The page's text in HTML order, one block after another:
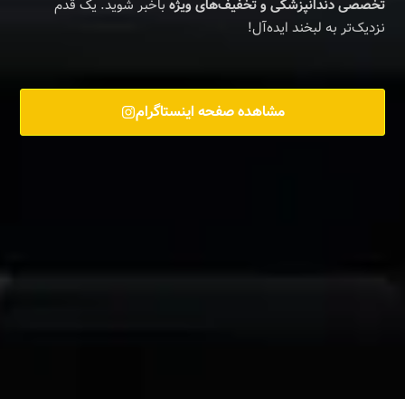
دندانپزشکی و تخفیف‌های ویژهباخبر شوید. یک قدم
به لبخند ایده‌آل!
مشاهده صفحه اینستاگرام